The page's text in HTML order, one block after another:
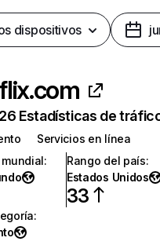
dispositivos
Estadísticas de
Servicios en línea
:
Rango del país:
Estados Unidos
33
: